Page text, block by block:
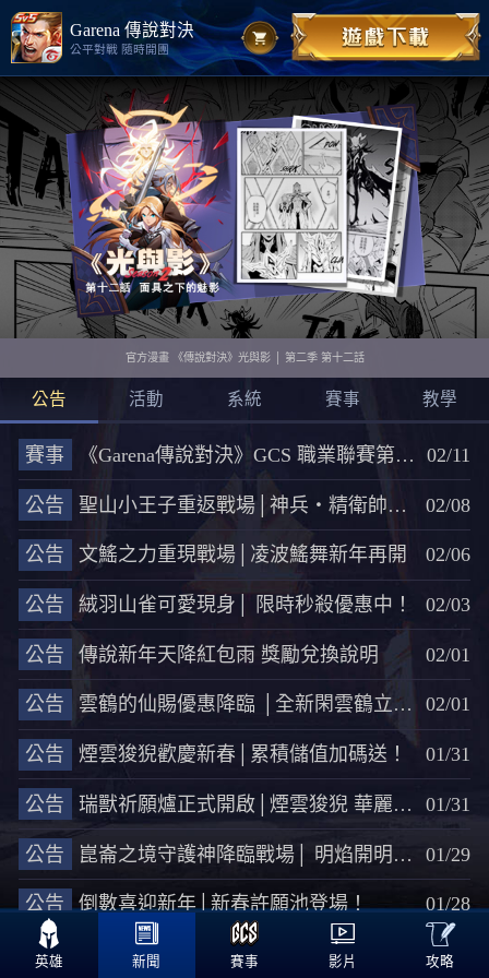
Garena 傳說對決
公平對戰 隨時開團
官方漫畫 《傳說對決》光與影 │ 第二季 第十二話
公告 活動 系統 賽事 教學
賽事 《Garena傳說對決》GCS 職業聯賽第十季開打 02/11
公告 聖山小王子重返戰場│神兵‧精衛帥氣再現! 02/08
公告 文鰩之力重現戰場│凌波鰩舞新年再開 02/06
公告 絨羽山雀可愛現身│ 限時秒殺優惠中！ 02/03
公告 傳說新年天降紅包雨 獎勵兌換說明 02/01
公告 雲鶴的仙賜優惠降臨 │全新閑雲鶴立限時特價登場！ 02/01
公告 煙雲狻猊歡慶新春│累積儲值加碼送！ 01/31
公告 瑞獸祈願爐正式開啟│煙雲狻猊 華麗現身！ 01/31
公告 崑崙之境守護神降臨戰場│ 明焰開明帥氣現身 01/29
公告 倒數喜迎新年│新春許願池登場！ 01/28
<< 185 >>
英雄 新聞 賽事 影片

攻略